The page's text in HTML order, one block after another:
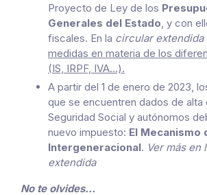
Proyecto de Ley de los
Generales del Estado , y con
fiscales. En la circular extendida
medidas en materia de los
(IS, IRPF, IVA…).
A partir del 1 de enero de 2023,
que se encuentren dados de alta
Seguridad Social y autónomos
nuevo impuesto: El Mecanismo
Intergeneracional. Ver más en
extendida
No te olvides…